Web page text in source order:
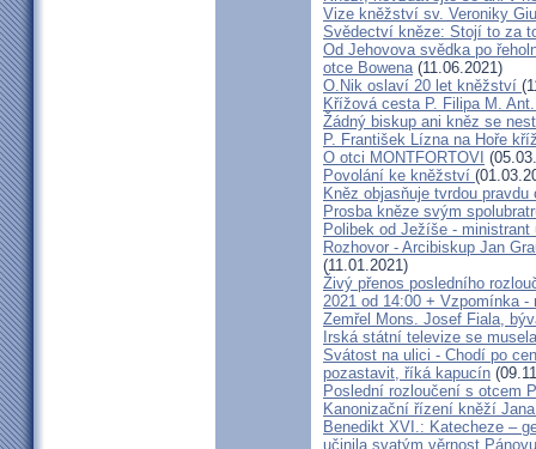
Vize kněžství sv. Veroniky
Svědectví kněze: Stojí to za
Od Jehovova svědka po
otce Bowena(11.06.2021)
O.Nik oslaví 20 let kněžství
Křížová cesta P. Filipa M.
Žádný biskup ani kněz se
P. František Lízna na Hoře
O otci MONTFORTOVI
Povolání ke kněžství
Kněz objasňuje tvrdou
Prosba kněze svým
Polibek od Ježíše -
Rozhovor - Arcibiskup Jan
(11.01.2021)
Živý přenos posledního
2021 od 14:00 + Vzpomínka
Zemřel Mons. Josef Fiala,
Irská státní televize se
Svátost na ulici - Chodí po
pozastavit, říká kapucín
Poslední rozloučení s otcem
Kanonizační řízení kněží
Benedikt XVI.: Katecheze –
učinila svatým věrnost